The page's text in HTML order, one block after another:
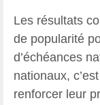
Les résultats
de popularité
d’échéances
nationaux,
renforcer leur